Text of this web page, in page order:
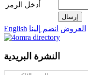
أدخل الرمز
live
casinos
online
livedealercasino.online
English العروض انضم إلينا
النشرة البريدية